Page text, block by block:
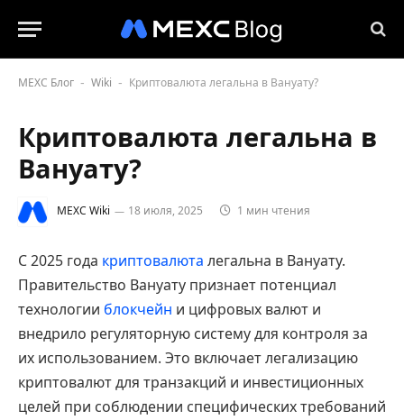
MEXC Блог - Wiki - Криптовалюта легальна в Вануату?
Криптовалюта легальна в
Вануату?
MEXC Wiki 18 июля, 2025 1 мин чтения
С 2025 года криптовалюта легальна в Вануату.
Правительство Вануату признает потенциал
технологии блокчейн и цифровых валют и
внедрило регуляторную систему для контроля за
их использованием. Это включает легализацию
криптовалют для транзакций и инвестиционных
целей при соблюдении специфических требований